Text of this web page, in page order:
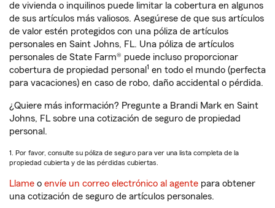
de vivienda o inquilinos puede limitar la cobertura en algunos
de sus artículos más valiosos. Asegúrese de que sus artículos
de valor estén protegidos con una póliza de artículos
personales en Saint Johns, FL. Una póliza de artículos
personales de State Farm® puede incluso proporcionar
cobertura de propiedad personal 1 en todo el mundo (perfecta
para vacaciones) en caso de robo, daño accidental o pérdida.
¿Quiere más información? Pregunte a Brandi Mark en Saint
Johns, FL sobre una cotización de seguro de propiedad
personal.
1. Por favor, consulte su póliza de seguro para ver una lista completa de la
propiedad cubierta y de las pérdidas cubiertas.
Llame o envíe un correo electrónico al agente para obtener
una cotización de seguro de artículos personales.